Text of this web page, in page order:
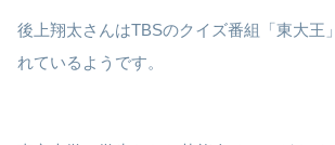
後上翔太さんはTBSのクイズ番組「東大王
れているようです。